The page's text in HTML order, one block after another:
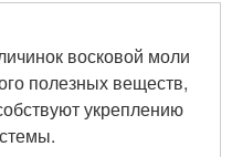
восковой моли
полезных веществ,
укреплению